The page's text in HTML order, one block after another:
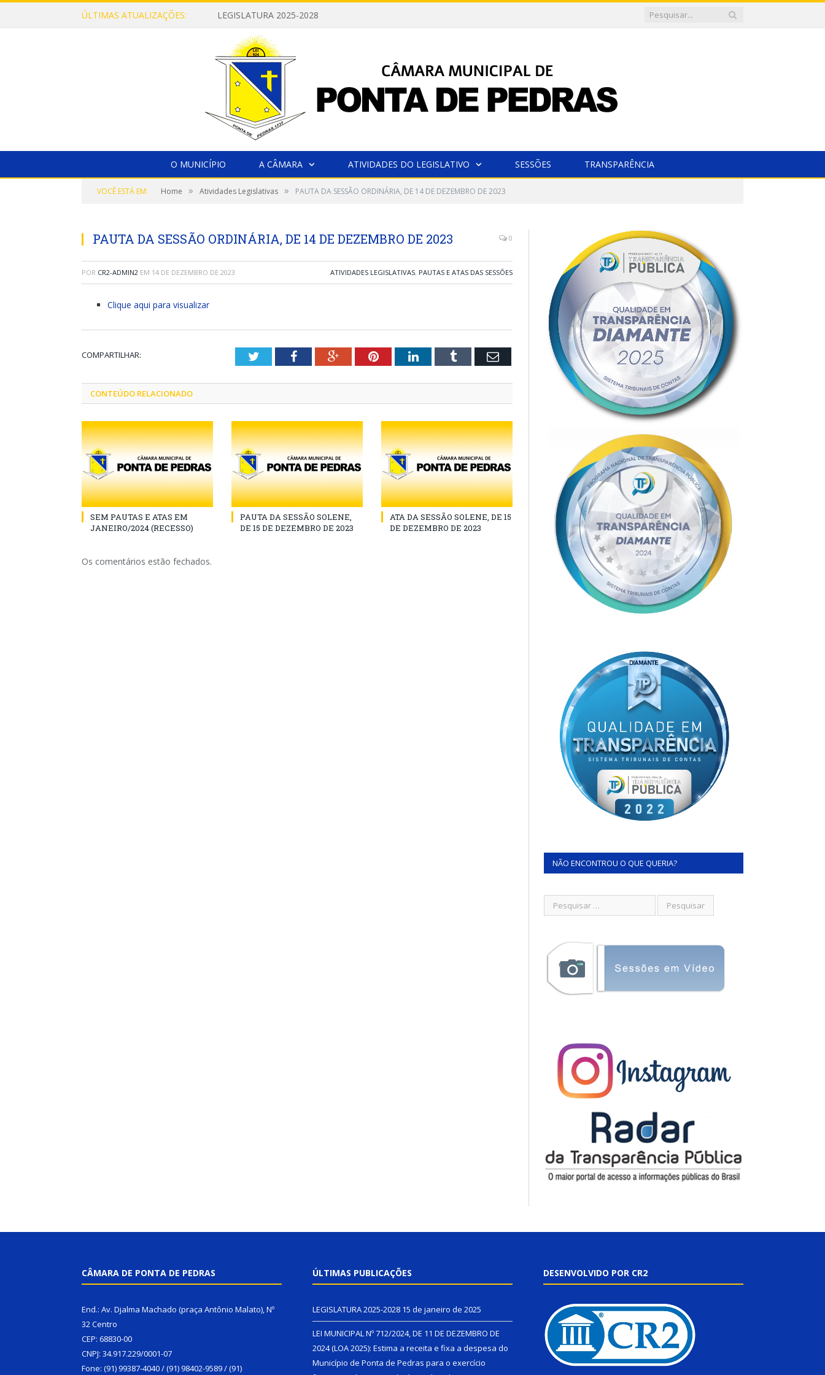
ÚLTIMAS ATUALIZAÇÕES: LEGISLATURA 2025-2028
O MUNICÍPIO A CÂMARA ATIVIDADES DO LEGISLATIVO SESSÕES TRANSPARÊNCIA
VOCÊ ESTÁ EM: Home » Atividades Legislativas » PAUTA DA SESSÃO ORDINÁRIA, DE 14 DE DEZEMBRO DE 2023
PAUTA DA SESSÃO ORDINÁRIA, DE 14 DE DEZEMBRO DE 2023 0
POR CR2-ADMIN2 EM 14 DE DEZEMBRO DE 2023 ATIVIDADES LEGISLATIVAS, PAUTAS E ATAS DAS SESSÕES
Clique aqui para visualizar
COMPARTILHAR: TwitterFacebookGoogle+PinterestLinkedInTumblr Email
CONTEÚDO RELACIONADO
SEM PAUTAS E ATAS EM
JANEIRO/2024 (RECESSO)
PAUTA DA SESSÃO SOLENE,
DE 15 DE DEZEMBRO DE 2023
ATA DA SESSÃO SOLENE, DE 15
DE DEZEMBRO DE 2023
Os comentários estão fechados.
NÃO ENCONTROU O QUE QUERIA?
CÂMARA DE PONTA DE PEDRAS
End.: Av. Djalma Machado (praça Antônio Malato), Nº
32 Centro
CEP: 68830-00
CNPJ: 34.917.229/0001-07
Fone: (91) 99387-4040 / (91) 98402-9589 / (91)
ÚLTIMAS PUBLICAÇÕES
LEGISLATURA 2025-2028 15 de janeiro de 2025
LEI MUNICIPAL Nº 712/2024, DE 11 DE DEZEMBRO DE
2024 (LOA 2025): Estima a receita e fixa a despesa do
Município de Ponta de Pedras para o exercício
DESENVOLVIDO POR CR2